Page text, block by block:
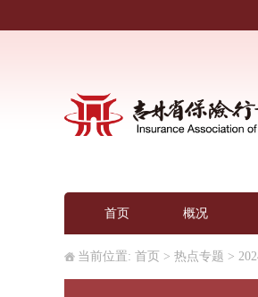
首页 概况
当前位置: 首页 > 热点专题 >